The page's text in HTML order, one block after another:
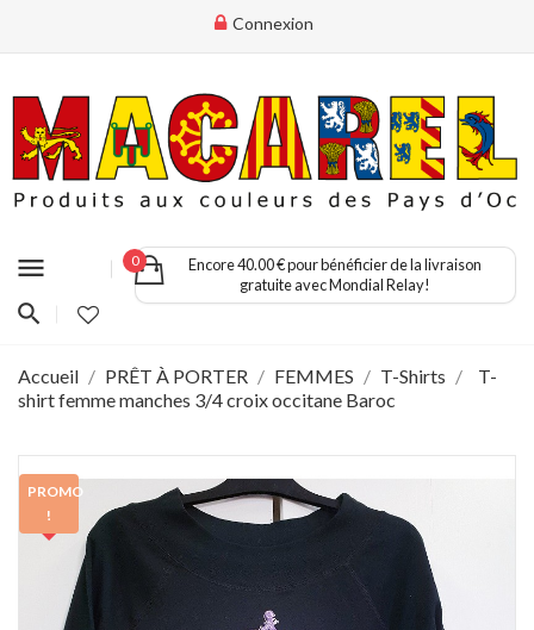
Connexion
menu 0
Encore 40.00 € pour bénéficier de la livraison
gratuite avec Mondial Relay!
Accueil PRÊT À PORTER FEMMES T-Shirts
T-
shirt femme manches 3/4 croix occitane Baroc
PROMO
!